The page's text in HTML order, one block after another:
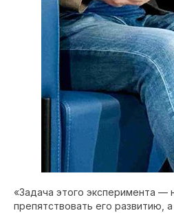
«Задача этого эксперимента —
препятствовать его развитию,